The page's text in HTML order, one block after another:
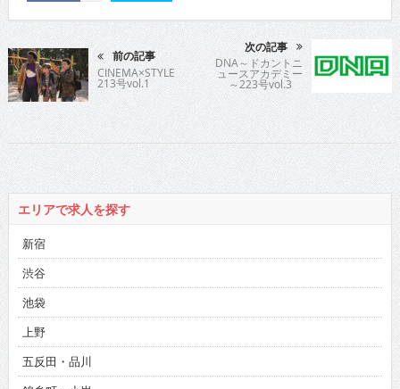
前の記事
CINEMA×STYLE
213号vol.1
次の記事
DNA～ドカントニ
ュースアカデミー
～223号vol.3
エリアで求人を探す
新宿
渋谷
池袋
上野
五反田・品川